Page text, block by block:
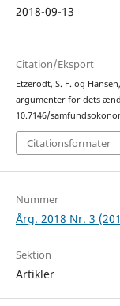
2018-09-13
Citation/Eksport
Etzerodt, S. F. og
argumenter for dets
10.7146/
Citationsformater
Nummer
Årg. 2018 Nr. 3
Sektion
Artikler